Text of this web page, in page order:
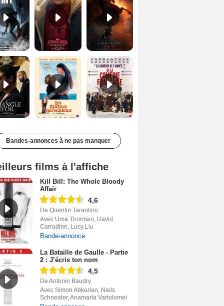
Le Triangle d'or Bande-annonce VF De la Comédie-Française Teaser VF
Bandes-annonces à ne pas manquer
films à l'affiche
Kill Bill: The Whole Bloody
Affair
4,6
De Quentin Tarantino
Avec Uma Thurman, David
Carradine, Lucy Liu
Bande-annonce
La Bataille de Gaulle - Partie
2 : J’écris ton nom
4,5
De Antonin Baudry
Avec Simon Abkarian, Niels
Schneider, Anamaria Vartolomei